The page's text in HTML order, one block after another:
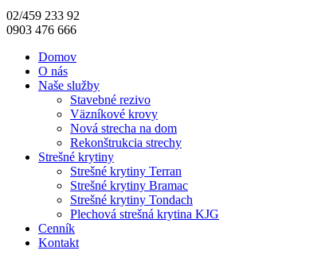
02/459 233 92
0903 476 666
Domov
O nás
Naše služby
Stavebné rezivo
Väzníkové krovy
Nová strecha na dom
Rekonštrukcia strechy
Strešné krytiny
Strešné krytiny Terran
Strešné krytiny Bramac
Strešné krytiny Tondach
Plechová strešná krytina KJG
Cenník
Kontakt